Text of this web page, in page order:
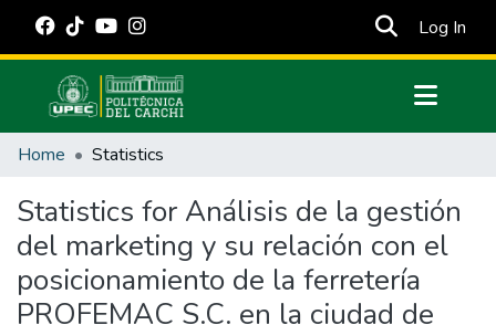
Log In
Communities & Collections
Estadísticas Externas
Manuales
Home Statistics
Statistics for Análisis de la gestión
del marketing y su relación con el
posicionamiento de la ferretería
PROFEMAC S.C. en la ciudad de